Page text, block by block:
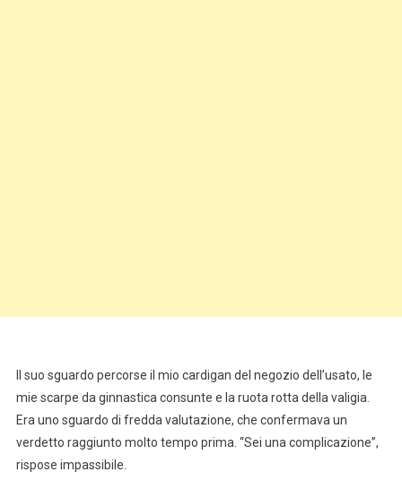
Il suo sguardo percorse il mio cardigan del negozio dell’usato, le
mie scarpe da ginnastica consunte e la ruota rotta della valigia.
Era uno sguardo di fredda valutazione, che confermava un
verdetto raggiunto molto tempo prima. “Sei una complicazione”,
rispose impassibile.